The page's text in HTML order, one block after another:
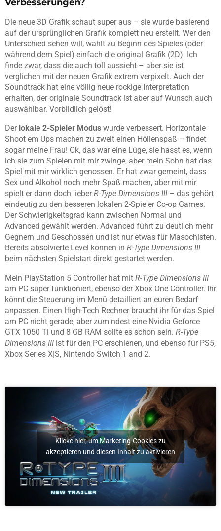
Verbesserungen?
Die neue 3D Grafik schaut super aus – sie wurde basierend
auf der ursprünglichen Grafik komplett neu erstellt. Wer den
Unterschied sehen will, wählt zu Beginn des Spieles (oder
während dem Spiel) einfach die original Grafik (2D). Ich
finde zwar, dass die auch toll aussieht – aber sie ist
verglichen mit der neuen Grafik extrem verpixelt. Auch der
Soundtrack hat eine völlig neue rockige Interpretation
erhalten, der originale Soundtrack ist aber auf Wunsch auch
auswählbar. Vorbildlich gelöst!
Der lokale 2-Spieler Modus wurde verbessert. Horizontale
Shoot em Ups machen zu zweit einen Höllenspaß – findet
sogar meine Frau! Ok, das war eine Lüge, sie hasst es, wenn
ich sie zum Spielen mit mir zwinge, aber mein Sohn hat das
Spiel mit mir wirklich genossen. Er hat zwar gemeint, dass
Sex und Alkohol noch mehr Spaß machen, aber mit mir
spielt er dann doch lieberR-Type Dimensions III – das gehört
eindeutig zu den besseren lokalen 2-Spieler Co-op Games.
Der Schwierigkeitsgrad kann zwischen Normal und
Advanced gewählt werden. Advanced führt zu deutlich mehr
Gegnern und Geschossen und ist nur etwas für Masochisten.
Bereits absolvierte Level können in R-Type Dimensions III
beim nächsten Spielstart direkt gestartet werden.
Mein PlayStation 5 Controller hat mit R-Type Dimensions III
am PC super funktioniert, ebenso der Xbox One Controller. Ihr
könnt die Steuerung im Menü detailliert an euren Bedarf
anpassen. Einen High-Tech Rechner braucht ihr für das Spiel
am PC nicht gerade, aber zumindest eine Nvidia Geforce
GTX 1050 Ti und 8 GB RAM sollte es schon sein. R-Type
Dimensions III ist für den PC erschienen, und ebenso für PS5,
Xbox Series X|S, Nintendo Switch 1 and 2.
Klicke hier, um Marketing-Cookies zu
akzeptieren und diesen Inhalt zu aktivieren